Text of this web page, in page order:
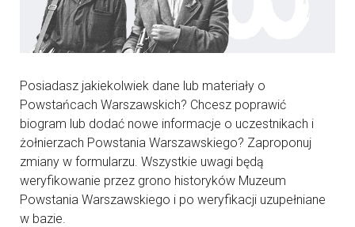
Posiadasz jakiekolwiek dane lub materiały o
Powstańcach Warszawskich? Chcesz poprawić
biogram lub dodać nowe informacje o uczestnikach i
żołnierzach Powstania Warszawskiego? Zaproponuj
zmiany w formularzu. Wszystkie uwagi będą
weryfikowanie przez grono historyków Muzeum
Powstania Warszawskiego i po weryfikacji uzupełniane
w bazie.